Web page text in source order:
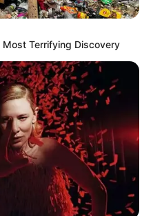
Terrifying Discovery